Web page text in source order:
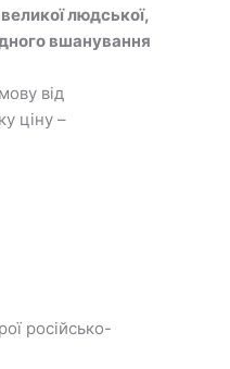
людської,
вшанування
від
ціну –
російсько-